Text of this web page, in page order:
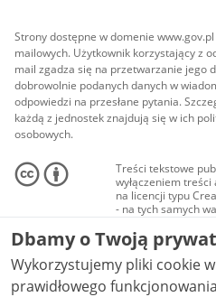
Strony dostępne w domenie
mailowych. Użytkownik korzystający z
mail zgadza się na przetwarzanie jego
dobrowolnie podanych danych w
odpowiedzi na przesłane pytania.
każdą z jednostek znajdują się w ich
osobowych.
Treści tekstowe
wyłączeniem
na licencji typu
- na tych samych
Materiały
audio i wideo, są
Creative
niekomercyjne -
NC-ND 4.0), o ile
Dbamy o Twoją
Wykorzystujemy pliki cookie
prawidłowego